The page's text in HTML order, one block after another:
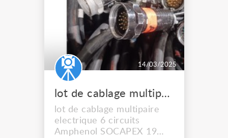
prises Socapex (3 prises
dont 4...
14/03/2025
lot de cablage multipaire SOCAPEX 19 pins
lot de cablage multipaire
electrique 6 circuits
Amphenol SOCAPEX 19